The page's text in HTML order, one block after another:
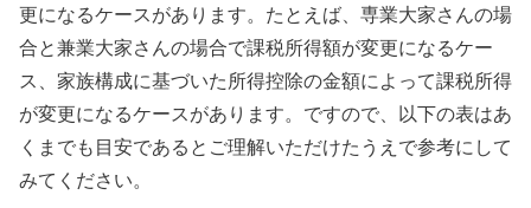
更になるケースがあります。たとえば、専業大家さんの場
合と兼業大家さんの場合で課税所得額が変更になるケー
ス、家族構成に基づいた所得控除の金額によって課税所得
が変更になるケースがあります。ですので、以下の表はあ
くまでも目安であるとご理解いただけたうえで参考にして
みてください。